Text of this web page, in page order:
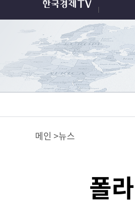
메인 뉴스
폴